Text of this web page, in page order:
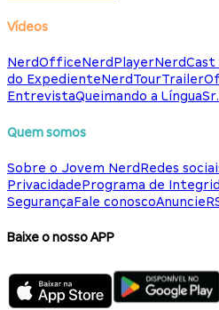
Vídeos
NerdOfficeNerdPlayer
do ExpedienteNerdTour
EntrevistaQueimando a Língua
Quem somos
Sobre o Jovem NerdRedes
PrivacidadePrograma de
SegurançaFale conoscoAnuncie
Baixe o nosso APP